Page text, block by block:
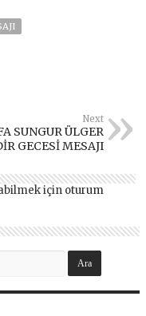
Next
SUNGUR ÜLGER
GECESİ MESAJI
için oturum